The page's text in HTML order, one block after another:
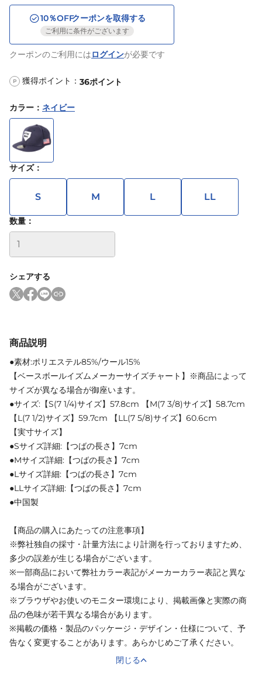
10％OFFクーポンを取得する
ご利用に条件がございます
クーポンのご利用にはログインが必要です
P 獲得ポイント： 36ポイント
カラー ： ネイビー
サイズ：
S M L LL
数量：
シェアする
商品説明
●素材:ポリエステル85%/ウール15%
【ベースボールイズムメーカーサイズチャート】※商品によって
サイズが異なる場合が御座います。
●サイズ:【S(7 1/4)サイズ】57.8cm 【M(7 3/8)サイズ】58.7cm
【L(7 1/2)サイズ】59.7cm 【LL(7 5/8)サイズ】60.6cm
【実寸サイズ】
●Sサイズ詳細:【つばの長さ】7cm
●Mサイズ詳細:【つばの長さ】7cm
●Lサイズ詳細:【つばの長さ】7cm
●LLサイズ詳細:【つばの長さ】7cm
●中国製
【商品の購入にあたっての注意事項】
※弊社独自の採寸・計量方法により計測を行っておりますため、
多少の誤差が生じる場合がございます。
※一部商品において弊社カラー表記がメーカーカラー表記と異な
る場合がございます。
※ブラウザやお使いのモニター環境により、掲載画像と実際の商
品の色味が若干異なる場合があります。
※掲載の価格・製品のパッケージ・デザイン・仕様について、予
告なく変更することがあります。あらかじめご了承ください。
閉じる